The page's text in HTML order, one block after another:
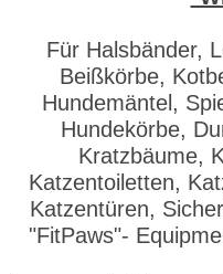
Für Halsbänder,
Beißkörbe,
Hundemäntel,
Hundekörbe,
Kratzbäume,
Katzentoiletten,
Katzentüren,
"FitPaws"-